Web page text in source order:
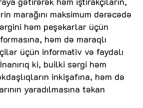
marağını maksimum dərəcədə
həm peşəkarlar üçün
həm də maraqlı
üçün informativ və faydalı
ki, builki sərgi həm
inkişafına, həm də
yaradılmasına təkan